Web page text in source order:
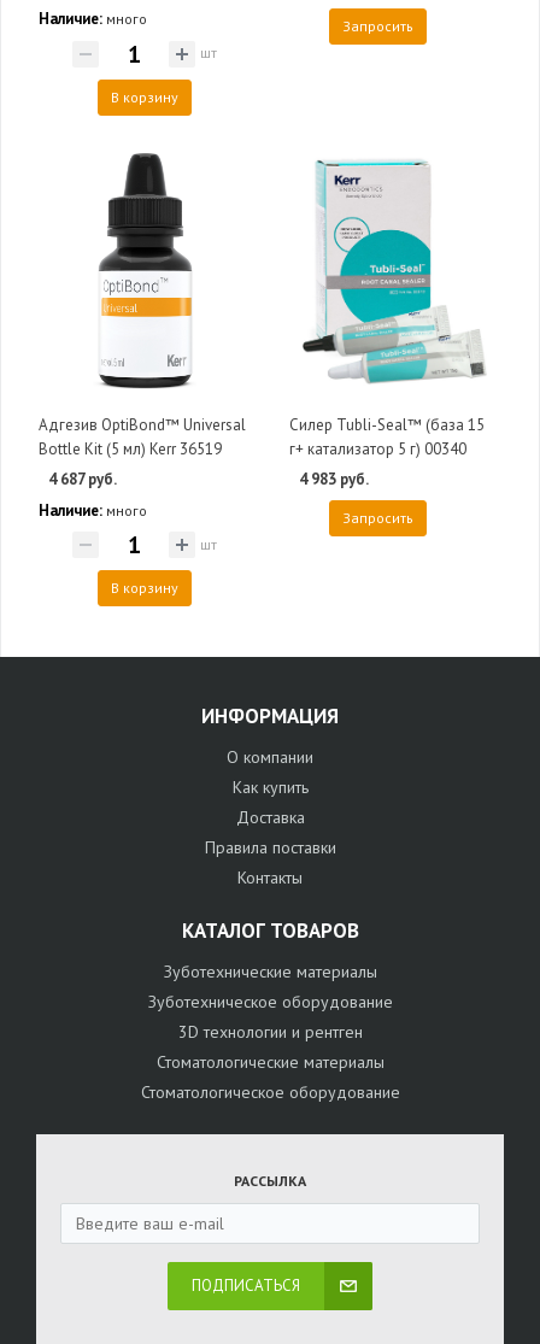
Наличие: много
шт
В корзину
Запросить
Адгезив OptiBond™ Universal
Bottle Kit (5 мл) Kerr 36519
4 687 руб.
Наличие: много
шт
В корзину
Силер Tubli-Seal™ (база 15
г+ катализатор 5 г) 00340
4 983 руб.
Запросить
ИНФОРМАЦИЯ
О компании
Как купить
Доставка
Правила поставки
Контакты
КАТАЛОГ ТОВАРОВ
Зуботехнические материалы
Зуботехническое оборудование
3D технологии и рентген
Стоматологические материалы
Стоматологическое оборудование
РАССЫЛКА
ПОДПИСАТЬСЯ